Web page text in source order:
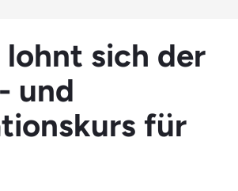
lohnt sich der
und
für